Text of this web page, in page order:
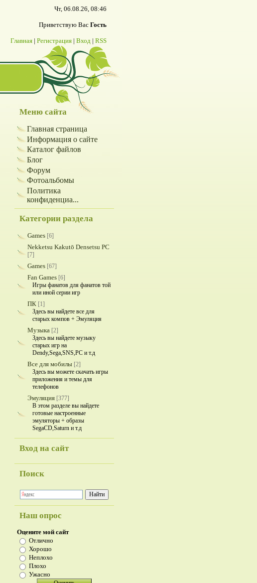
Чт, 06.08.26, 08:46
Приветствую Вас Гость
Главная | Регистрация | Вход | RSS
Меню сайта
Главная страница
Информация о сайте
Каталог файлов
Блог
Форум
Фотоальбомы
Политика
конфиденциа...
Категории раздела
Games [6]
Nekketsu Kakutō Densetsu PC
[7]
Games [67]
Fan Games [6]
Игры фанатов для фанатов той
или иной серии игр
ПК [1]
Здесь вы найдете все для
старых компов + Эмуляция
Музыка [2]
Здесь вы найдете музыку
старых игр на
Dendy,Sega,SNS,PC и т.д
Все для мобилы [2]
Здесь вы можете скачать игры
приложения и темы для
телефонов
Эмуляция [377]
В этом разделе вы найдете
готовые настроенные
эмуляторы + образы
SegaCD,Saturn и т.д
Вход на сайт
Поиск
Наш опрос
Оцените мой сайт
Отлично
Хорошо
Неплохо
Плохо
Ужасно